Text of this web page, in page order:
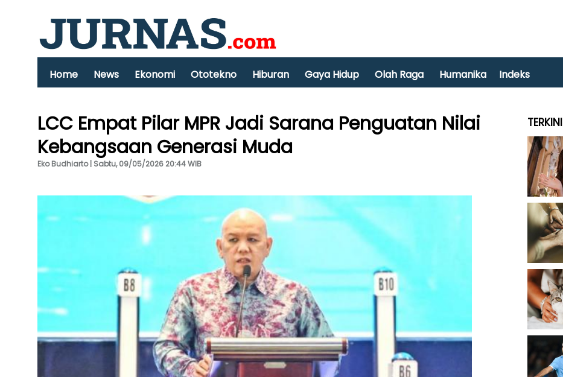
Home News Ekonomi Ototekno Hiburan Gaya Hidup Olah Raga Humanika Indeks
LCC Empat Pilar MPR Jadi Sarana Penguatan Nilai
Kebangsaan Generasi Muda
Eko Budhiarto | Sabtu, 09/05/2026 20:44 WIB
TERKINI